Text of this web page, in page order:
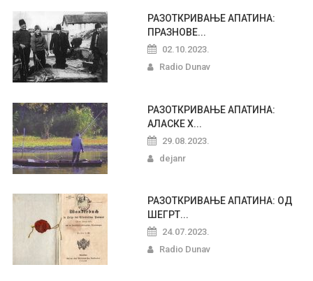
РАЗОТКРИВАЊЕ АПАТИНА:
ПРАЗНОВЕ...
02.10.2023.
Radio Dunav
РАЗОТКРИВАЊЕ АПАТИНА:
АЛАСКЕ Х...
29.08.2023.
dejanr
РАЗОТКРИВАЊЕ АПАТИНА: ОД
ШЕГРТ...
24.07.2023.
Radio Dunav